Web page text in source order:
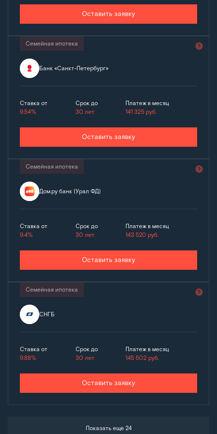
Оставить заявку
Семейная ипотека
Банк «Санкт-Петербург»
Ставка от
9.54%
Срок до
30 лет
Платеж в месяц
141 325руб.
Оставить заявку
Семейная ипотека
Дом.ру банк (Урал ФД)
Ставка от
9.4%
Срок до
30 лет
Платеж в месяц
143 520руб.
Оставить заявку
Семейная ипотека
СНГБ
Ставка от
9.88%
Срок до
30 лет
Платеж в месяц
145 502руб.
Оставить заявку
Показать еще 24